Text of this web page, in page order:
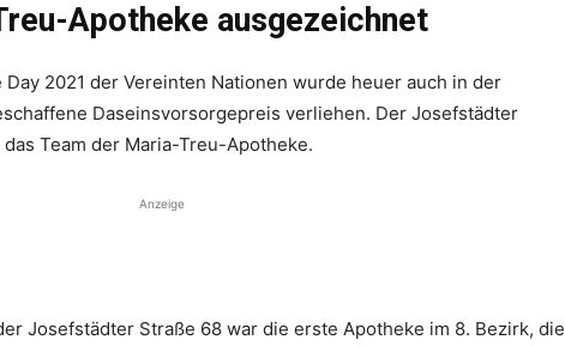
Apotheke ausgezeichnet
Day 2021 der Vereinten Nationen wurde heuer auch in der
Daseinsvorsorgepreis verliehen. Der Josefstädter
Team der Maria-Treu-Apotheke.
Anzeige
Josefstädter Straße 68 war die erste Apotheke im 8. Bezirk, die